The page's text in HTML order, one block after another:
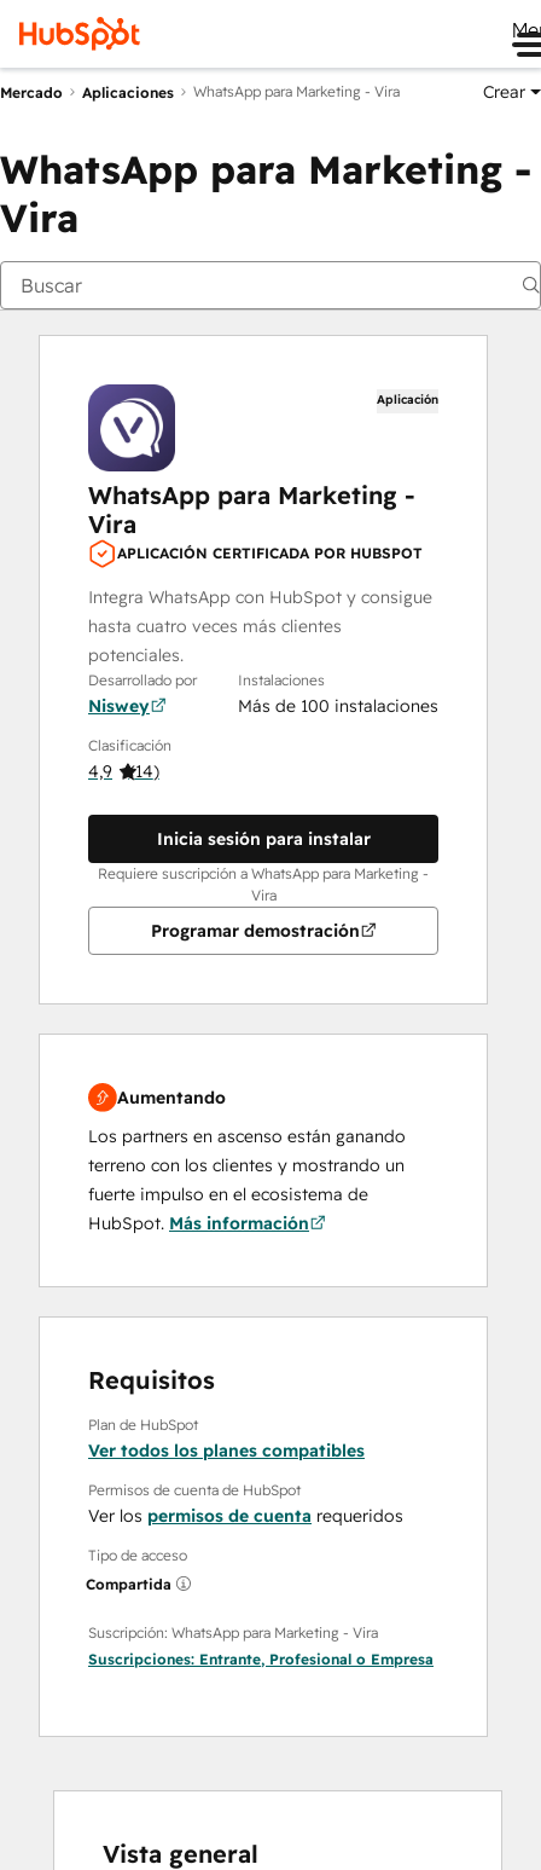
Mercado Aplicaciones WhatsApp para Marketing - Vira Crear
WhatsApp para Marketing -
Vira
Aplicación
WhatsApp para Marketing -
Vira
APLICACIÓN CERTIFICADA POR HUBSPOT
Integra WhatsApp con HubSpot y consigue
hasta cuatro veces más clientes
potenciales.
Desarrollado por
Niswey
Instalaciones
Más de 100 instalaciones
Clasificación
4,9 (14)
Inicia sesión para instalar
Requiere suscripción a WhatsApp para Marketing -
Vira
Programar demostración
Aumentando
Los partners en ascenso están ganando
terreno con los clientes y mostrando un
fuerte impulso en el ecosistema de
HubSpot. Más información
Requisitos
Plan de HubSpot
Ver todos los planes compatibles
Permisos de cuenta de HubSpot
Ver los permisos de cuenta requeridos
Tipo de acceso
Compartida
Suscripción: WhatsApp para Marketing - Vira
Suscripciones: Entrante, Profesional o Empresa
Vista general